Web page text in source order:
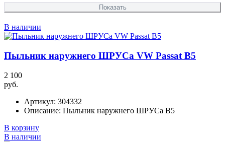
В наличии
Пыльник наружнего ШРУСа VW Passat B5
2 100
руб.
Артикул: 304332
Описание: Пыльник наружнего ШРУСа B5
В корзину
В наличии